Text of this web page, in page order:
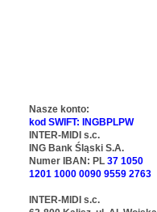
Nasze konto:
kod SWIFT: INGBPLPW
INTER-MIDI s.c.
ING Bank Śląski S.A.
Numer IBAN: PL 37 1050
1201 1000 0090 9559 2763
INTER-MIDI s.c.